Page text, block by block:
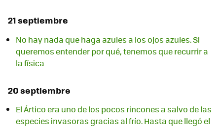
21 septiembre
No hay nada que haga azules a los ojos azules. Si
queremos entender por qué, tenemos que recurrir a
la física
20 septiembre
El Ártico era uno de los pocos rincones a salvo de las
especies invasoras gracias al frío. Hasta que llegó el